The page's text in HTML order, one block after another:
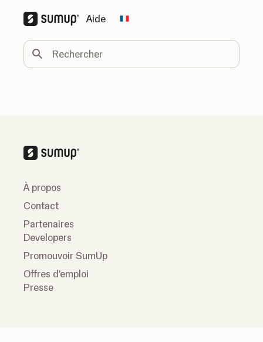
Aide Change country
Rechercher
À propos
Contact
Partenaires
Developers
Promouvoir SumUp
Offres d'emploi
Presse